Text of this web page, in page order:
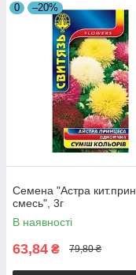
0 –20%
Семена "Астра
смесь", 3г
В наявності
63,84 ₴ 79,80 ₴